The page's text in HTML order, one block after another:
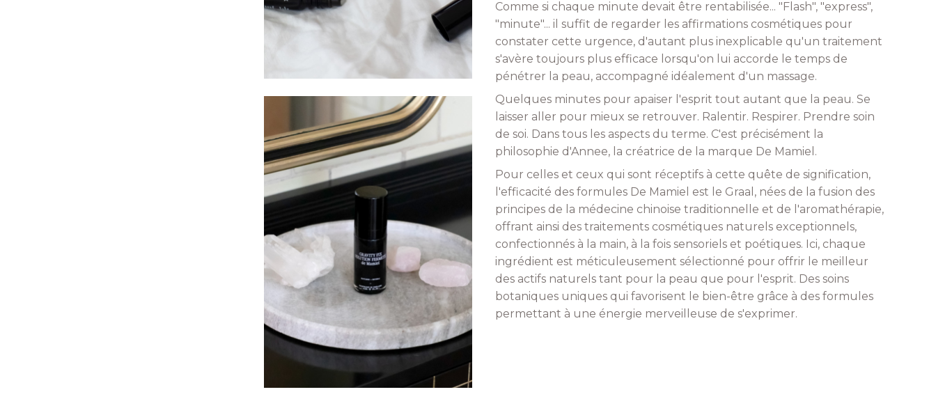
Comme si chaque minute devait être rentabilisée... "Flash", "express",
"minute"... il suffit de regarder les affirmations cosmétiques pour
constater cette urgence, d'autant plus inexplicable qu'un traitement
s'avère toujours plus efficace lorsqu'on lui accorde le temps de
pénétrer la peau, accompagné idéalement d'un massage.
Quelques minutes pour apaiser l'esprit tout autant que la peau. Se
laisser aller pour mieux se retrouver. Ralentir. Respirer. Prendre soin
de soi. Dans tous les aspects du terme. C'est précisément la
philosophie d'Annee, la créatrice de la marque De Mamiel.
Pour celles et ceux qui sont réceptifs à cette quête de signification,
l'efficacité des formules De Mamiel est le Graal, nées de la fusion des
principes de la médecine chinoise traditionnelle et de l'aromathérapie,
offrant ainsi des traitements cosmétiques naturels exceptionnels,
confectionnés à la main, à la fois sensoriels et poétiques. Ici, chaque
ingrédient est méticuleusement sélectionné pour offrir le meilleur
des actifs naturels tant pour la peau que pour l'esprit. Des soins
botaniques uniques qui favorisent le bien-être grâce à des formules
permettant à une énergie merveilleuse de s'exprimer.